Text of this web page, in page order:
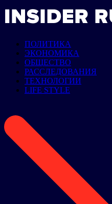
ПОЛИТИКА
ЭКОНОМИКА
ОБЩЕСТВО
РАССЛЕДОВАНИЯ
ТЕХНОЛОГИИ
LIFE STYLE